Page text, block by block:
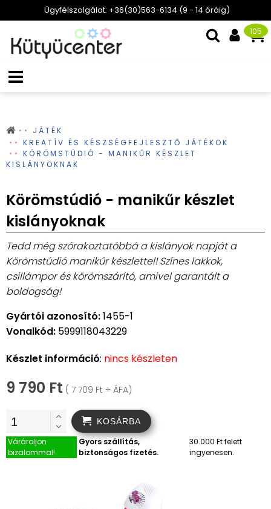
Ügyfélszolgálat: +36(30)563-6134 (9 - 14 óráig)
105
JÁTÉK
KREATÍV ÉS KÉSZSÉGFEJLESZTŐ JÁTÉKOK
KÖRÖMSTÚDIÓ - MANIKŰR KÉSZLET
KISLÁNYOKNAK
Körömstúdió - manikűr készlet
kislányoknak
Tedd még szórakoztatóbbá a kislányok napját a
Körömstúdió manikűr készlettel! Színes lakkok,
csillámpor és körömszárító, amivel garantált a
boldogság!
Gyártói azonosító:1455-1
Vonalkód: 5999118043229
Készlet információ: nincs készleten
9 790 Ft ( 7 709 Ft + ÁFA)
KOSÁRBA
Várároljon
bizalommal!
Gyors szállítás,
biztonságos fizetés.
30.000 Ft felett
ingyenesen.